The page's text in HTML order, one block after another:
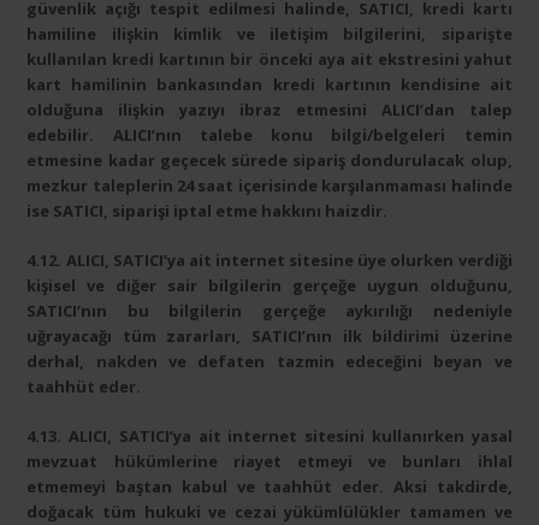
güvenlik açığı tespit edilmesi halinde, SATICI, kredi kartı
hamiline ilişkin kimlik ve iletişim bilgilerini, siparişte
kullanılan kredi kartının bir önceki aya ait ekstresini yahut
kart hamilinin bankasından kredi kartının kendisine ait
olduğuna ilişkin yazıyı ibraz etmesini ALICI’dan talep
edebilir. ALICI’nın talebe konu bilgi/belgeleri temin
etmesine kadar geçecek sürede sipariş dondurulacak olup,
mezkur taleplerin 24 saat içerisinde karşılanmaması halinde
ise SATICI, siparişi iptal etme hakkını haizdir.
4.12. ALICI, SATICI’ya ait internet sitesine üye olurken verdiği
kişisel ve diğer sair bilgilerin gerçeğe uygun olduğunu,
SATICI’nın bu bilgilerin gerçeğe aykırılığı nedeniyle
uğrayacağı tüm zararları, SATICI’nın ilk bildirimi üzerine
derhal, nakden ve defaten tazmin edeceğini beyan ve
taahhüt eder.
4.13. ALICI, SATICI’ya ait internet sitesini kullanırken yasal
mevzuat hükümlerine riayet etmeyi ve bunları ihlal
etmemeyi baştan kabul ve taahhüt eder. Aksi takdirde,
doğacak tüm hukuki ve cezai yükümlülükler tamamen ve